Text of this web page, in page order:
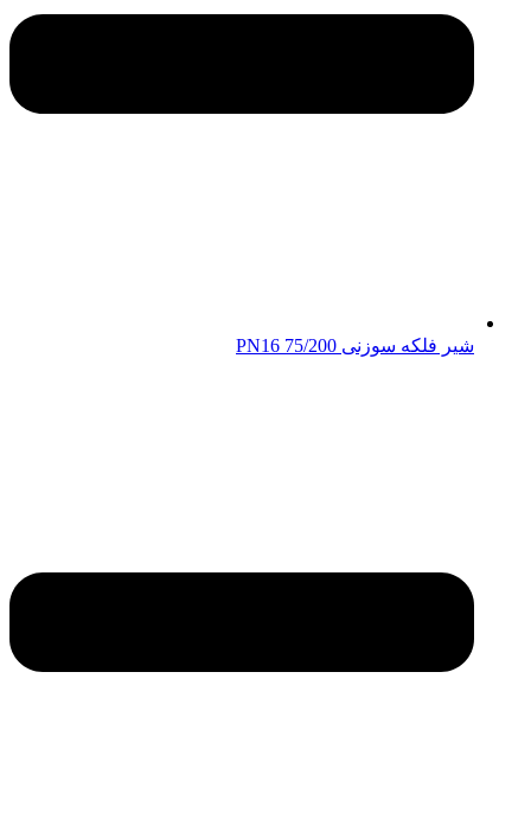
شیر فلکه سوزنی 75/200 PN16